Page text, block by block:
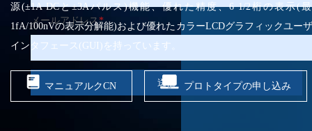
源(±1A DCと±3Aパルス)機能、優れた精度、6 1/2桁の表示(
1fA/100nVの表示分解能)および優れたカラーLCDグラフィックユー
インタフェース(GUI)を持っています。
マニュアルクCN プロトタイプの申し込み
メールアドレス*
送信